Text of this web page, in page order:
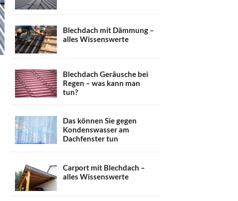
Blechdach mit Dämmung –
alles Wissenswerte
Blechdach Geräusche bei
Regen – was kann man
tun?
Das können Sie gegen
Kondenswasser am
Dachfenster tun
Carport mit Blechdach –
alles Wissenswerte